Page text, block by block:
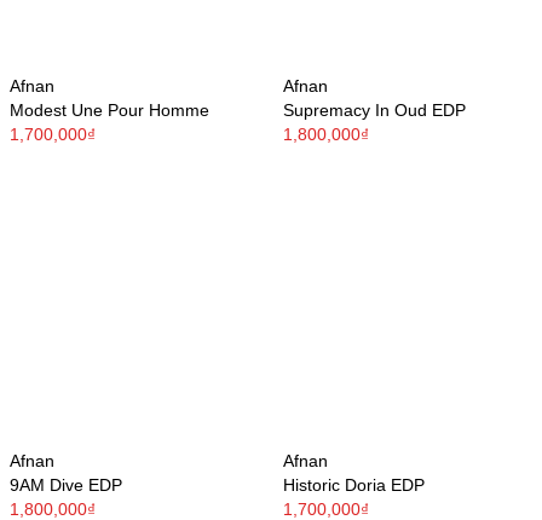
Afnan
Modest Une Pour Homme
1,700,000₫
Afnan
Supremacy In Oud EDP
1,800,000₫
Afnan
9AM Dive EDP
1,800,000₫
Afnan
Historic Doria EDP
1,700,000₫